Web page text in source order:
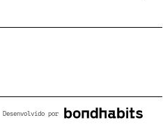
Desenvolvido por